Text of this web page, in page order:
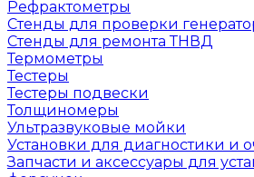
Рефрактометры
Стенды для проверки
Стенды для ремонта ТНВД
Термометры
Тестеры
Тестеры подвески
Толщиномеры
Ультразвуковые мойки
Установки для диагностики и
Запчасти и аксессуары для